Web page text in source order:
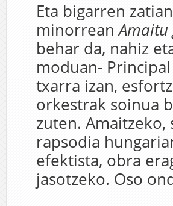
Eta bigarren
minorreanAmaitu
behar da, nahiz
moduan-
txarra izan,
orkestrak soinua
zuten. Amaitzeko,
rapsodia
efektista, obra
jasotzeko. Oso